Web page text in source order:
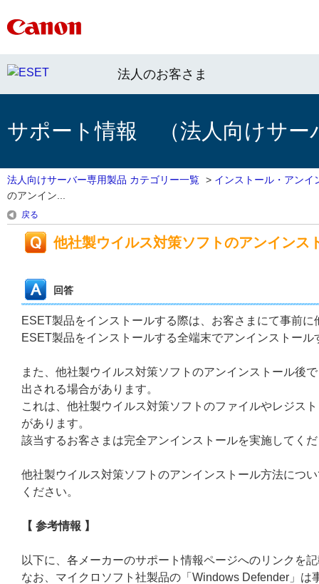
法人のお客さま
サポート情報 （法人向けサー
法人向けサーバー専用製品 カテゴリー一覧 > インストール・アンイ
のアンイン...
戻る
他社製ウイルス対策ソフトのアンインス
回答
ESET製品をインストールする際は、お客さまにて事前
ESET製品をインストールする全端末でアンインストール
また、他社製ウイルス対策ソフトのアンインストール後
出される場合があります。
これは、他社製ウイルス対策ソフトのファイルやレジス
があります。
該当するお客さまは完全アンインストールを実施してく
他社製ウイルス対策ソフトのアンインストール方法につ
ください。
【 参考情報 】
以下に、各メーカーのサポート情報ページへのリンクを
なお、マイクロソフト社製品の「Windows Defender」